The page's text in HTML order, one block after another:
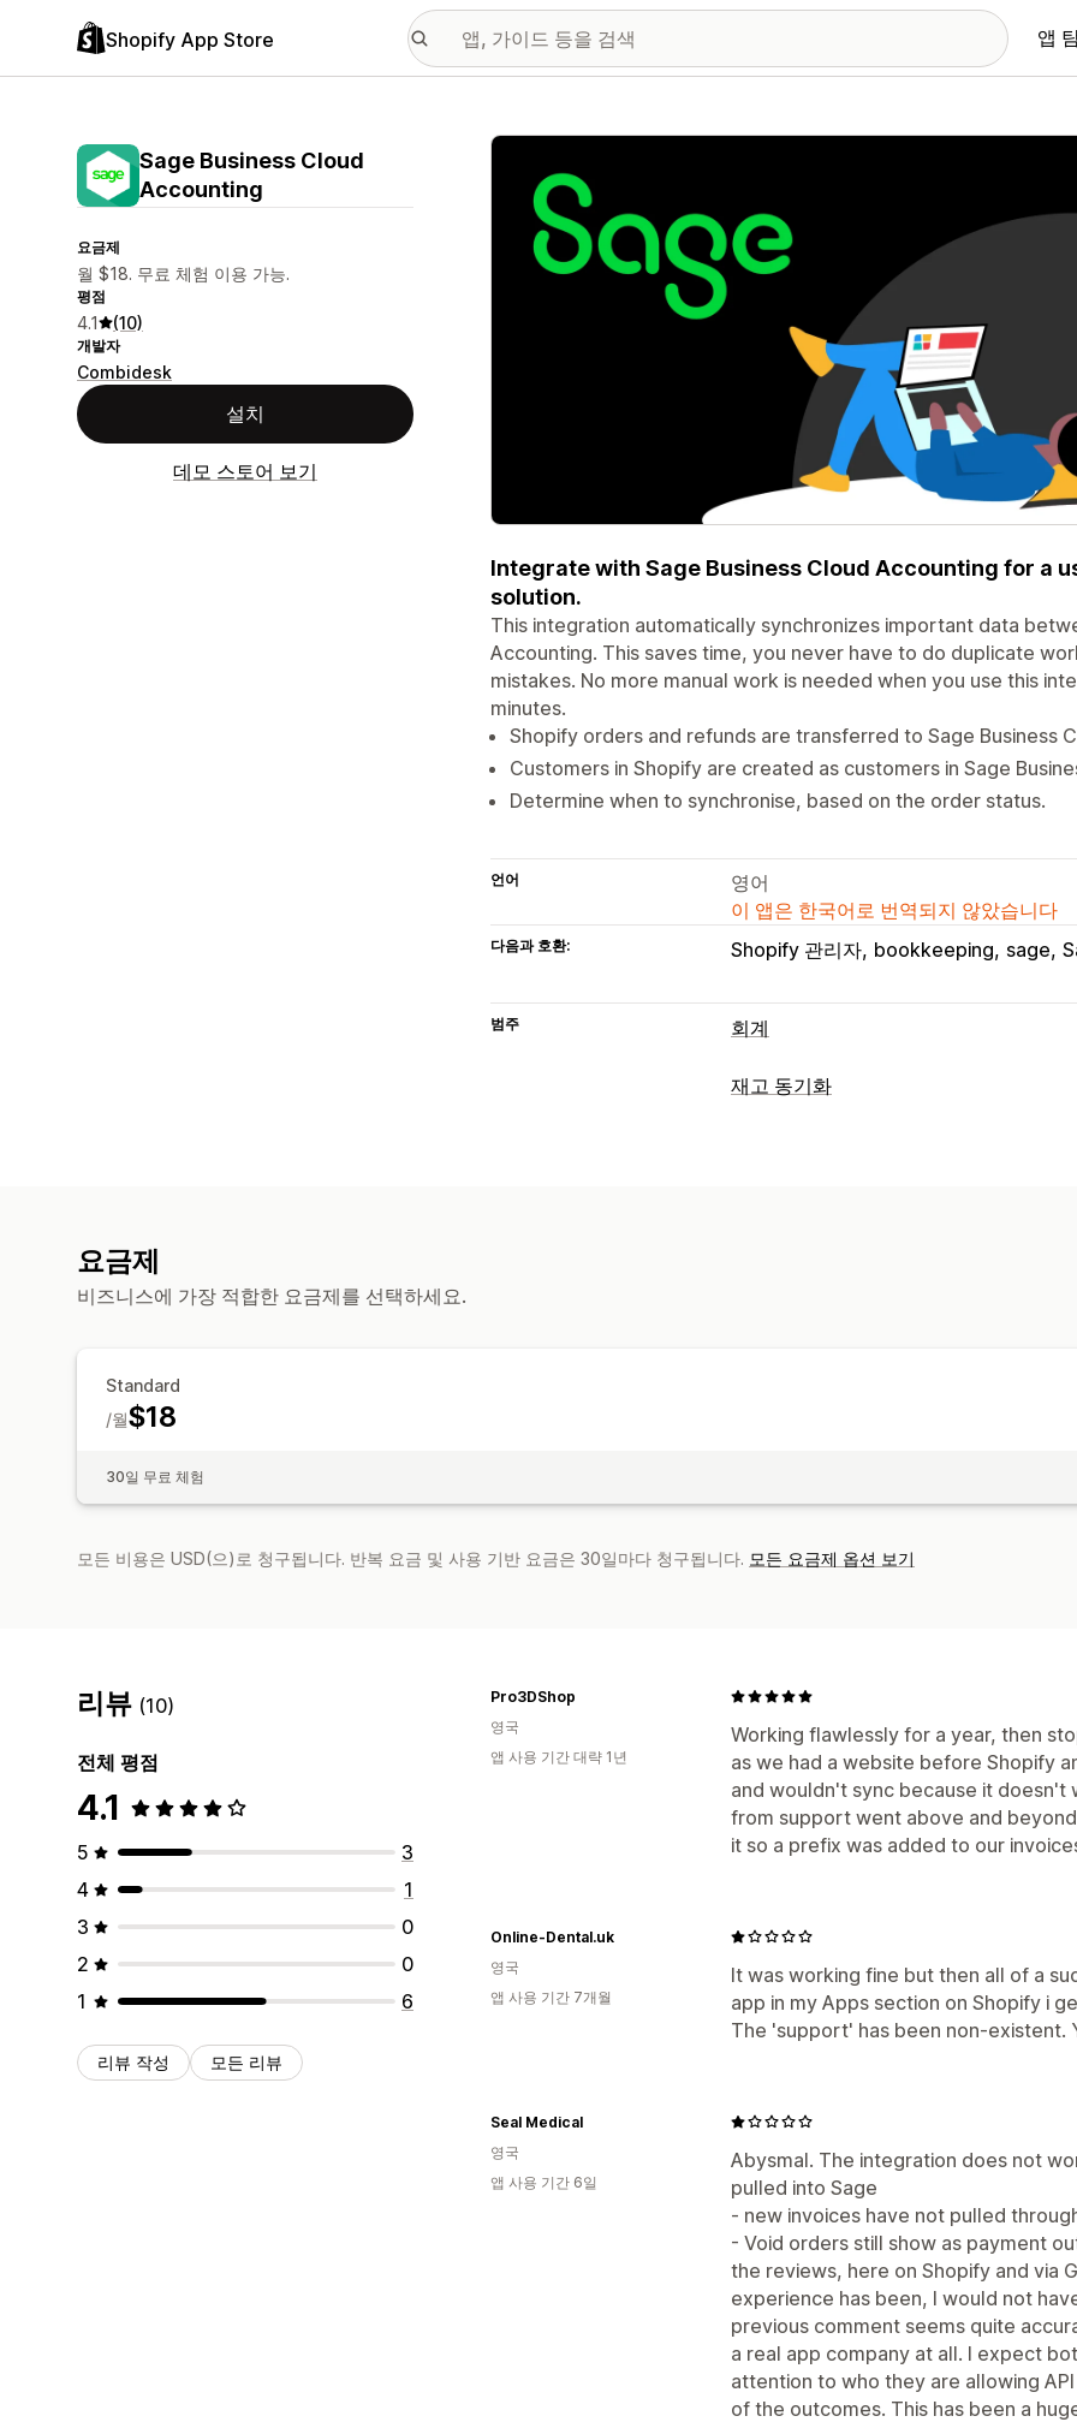
Shopify App Store 앱
Sage Business Cloud
Accounting
요금제
월 $18. 무료 체험 이용 가능.
평점
4.1 (10)
개발자
Combidesk
설치
데모 스토어 보기
추천 이미지 갤러리
Integrate with Sage Business Cloud Accounting for a
solution.
This integration automatically synchronizes important data
Accounting. This saves time, you never have to do duplicate
mistakes. No more manual work is needed when you use this
minutes.
Shopify orders and refunds are transferred to Sage Business
Customers in Shopify are created as customers in Sage
Determine when to synchronise, based on the order status.
언어
영어
이 앱은 한국어로 번역되지 않았습니다
다음과 호환: Shopify 관리자 bookkeeping sage
범주 회계
재무 보고서
재고 동기화
요금제
비즈니스에 가장 적합한 요금제를 선택하세요.
Standard
$18
/월
30일 무료 체험
모든 비용은 USD(으)로 청구됩니다. 반복 요금 및 사용 기반 요금은 30일마다 청구됩니다. 모든 요금제 옵션 보기
리뷰 (10)
전체 평점
4.1
5
3
4
1
3
0
2
0
1
6
리뷰 작성 모든 리뷰
Working flawlessly for a year, then
as we had a website before Shopify
and wouldn't sync because it
from support went above and
it so a prefix was added to our
Pro3DShop
영국
앱 사용 기간 대략 1년
It was working fine but then all of a
app in my Apps section on Shopify i
The 'support' has been non-existent.
Online-Dental.uk
영국
앱 사용 기간 7개월
Abysmal. The integration does not
pulled into Sage
- new invoices have not pulled
- Void orders still show as payment
the reviews, here on Shopify and via
experience has been, I would not
previous comment seems quite
a real app company at all. I expect
attention to who they are allowing
of the outcomes. This has been a
Seal Medical
영국
앱 사용 기간 6일